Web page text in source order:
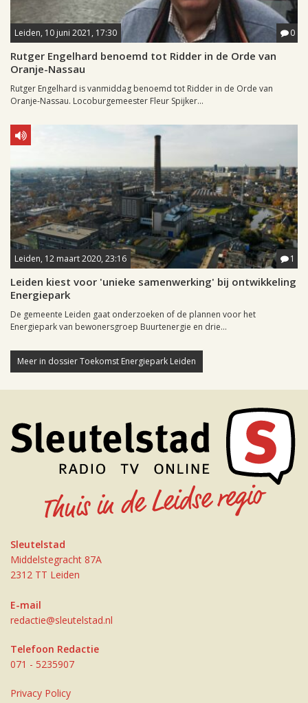
Leiden, 10 juni 2021, 17:30 0
Rutger Engelhard benoemd tot Ridder in de Orde van
Oranje-Nassau
Rutger Engelhard is vanmiddag benoemd tot Ridder in de Orde van
Oranje-Nassau. Locoburgemeester Fleur Spijker...
Leiden, 12 maart 2020, 23:16 1
Leiden kiest voor 'unieke samenwerking' bij ontwikkeling
Energiepark
De gemeente Leiden gaat onderzoeken of de plannen voor het
Energiepark van bewonersgroep Buurtenergie en drie...
Meer in dossier Toekomst Energiepark Leiden
Sleutelstad
Middelstegracht 87A
2312 TT Leiden
E-mail
redactie@sleutelstad.nl
Telefoon Redactie
071 - 5235907
Privacy Policy